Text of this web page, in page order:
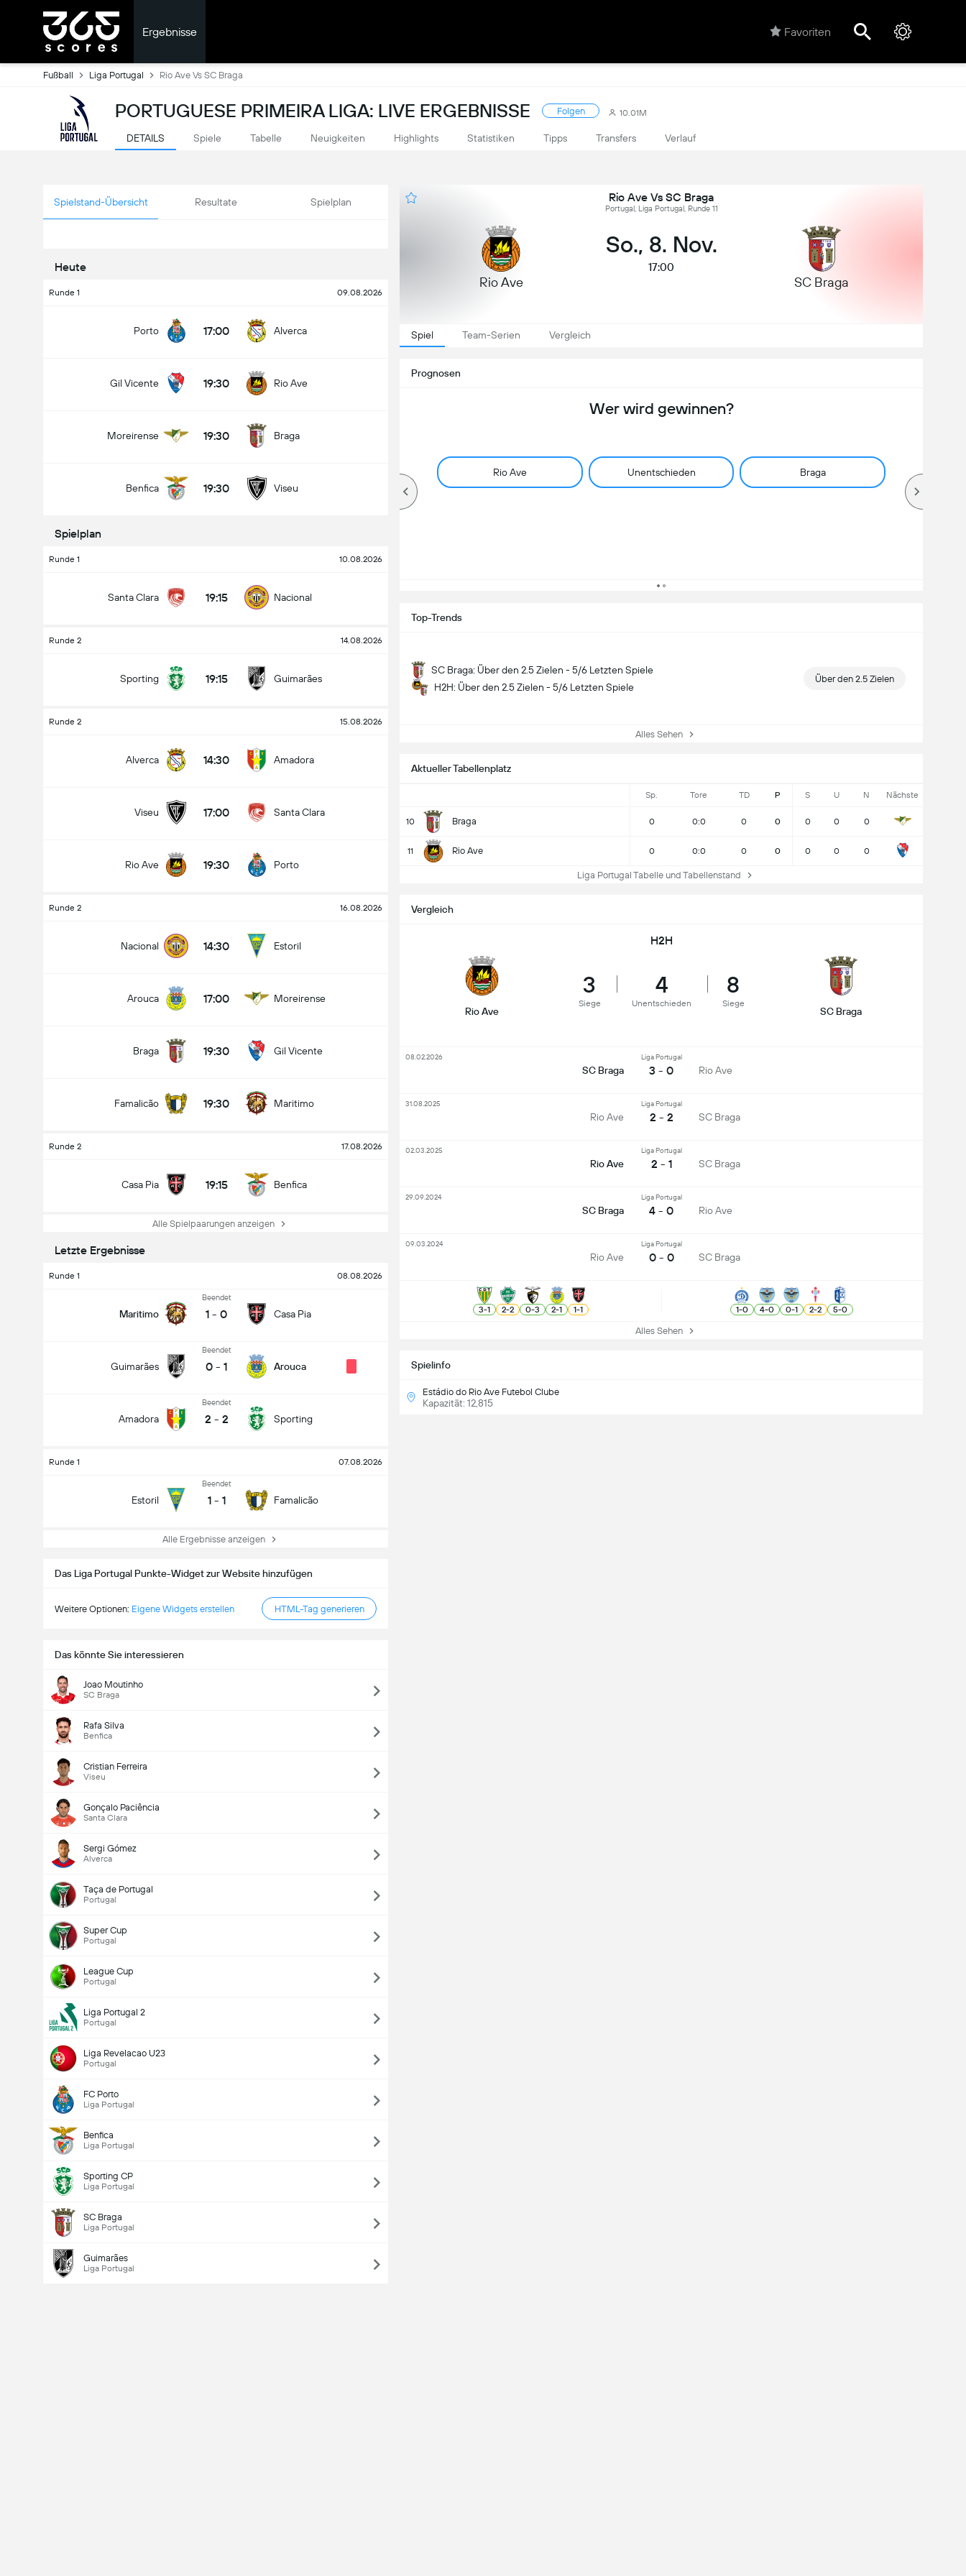
Ergebnisse Favoriten
Fußball Liga Portugal Rio Ave Vs SC Braga
PORTUGUESE PRIMEIRA LIGA: LIVE ERGEBNISSE Folgen 10.01M
DETAILS Spiele Tabelle Neuigkeiten Highlights Statistiken Tipps Transfers Verlauf
Spielstand-Übersicht Resultate Spielplan
Heute
Runde 1 09.08.2026
Porto 17:00 Alverca
Gil Vicente 19:30 Rio Ave
Moreirense 19:30 Braga
Benfica 19:30 Viseu
Spielplan
Runde 1 10.08.2026
Santa Clara 19:15 Nacional
Runde 2 14.08.2026
Sporting 19:15 Guimarães
Runde 2 15.08.2026
Alverca 14:30 Amadora
Viseu 17:00 Santa Clara
Rio Ave 19:30 Porto
Runde 2 16.08.2026
Nacional 14:30 Estoril
Arouca 17:00 Moreirense
Braga 19:30 Gil Vicente
Famalicão 19:30 Maritimo
Runde 2 17.08.2026
Casa Pia 19:15 Benfica
Alle Spielpaarungen anzeigen
Letzte Ergebnisse
Runde 1 08.08.2026
Maritimo
Beendet
1 - 0 Casa Pia
Guimarães
Beendet
0 - 1 Arouca
Amadora
Beendet
2 - 2 Sporting
Runde 1 07.08.2026
Estoril
Beendet
1 - 1 Famalicão
Alle Ergebnisse anzeigen
Das Liga Portugal Punkte-Widget zur Website hinzufügen
Weitere Optionen: Eigene Widgets erstellen HTML-Tag generieren
Das könnte Sie interessieren
Joao Moutinho
SC Braga
Rafa Silva
Benfica
Cristian Ferreira
Viseu
Gonçalo Paciência
Santa Clara
Sergi Gómez
Alverca
Taça de Portugal
Portugal
Super Cup
Portugal
League Cup
Portugal
Liga Portugal 2
Portugal
Liga Revelacao U23
Portugal
FC Porto
Liga Portugal
Benfica
Liga Portugal
Sporting CP
Liga Portugal
SC Braga
Liga Portugal
Guimarães
Liga Portugal
Rio Ave Vs SC Braga
Portugal, Liga Portugal, Runde 11
Rio Ave
So., 8. Nov.
17:00
SC Braga
Spiel Team-Serien Vergleich
Prognosen
Wer wird gewinnen?
Rio Ave Unentschieden Braga
Top-Trends
SC Braga: Über den 2.5 Zielen - 5/6 Letzten Spiele
H2H: Über den 2.5 Zielen - 5/6 Letzten Spiele
Über den 2.5 Zielen
Alles Sehen
Aktueller Tabellenplatz
Sp. Tore TD P S U N Nächste
10 Braga 0 0:0 0 0 0 0 0
11 Rio Ave 0 0:0 0 0 0 0 0
Liga Portugal Tabelle und Tabellenstand
Spielinfo
Estádio do Rio Ave Futebol Clube
Kapazität: 12,815
Vergleich
H2H
Rio Ave
3
Siege
4
Unentschieden
8
Siege
SC Braga
SC Braga
Liga Portugal
3 - 0 Rio Ave
08.02.2026
Rio Ave
Liga Portugal
2 - 2 SC Braga
31.08.2025
Rio Ave
Liga Portugal
2 - 1 SC Braga
02.03.2025
SC Braga
Liga Portugal
4 - 0 Rio Ave
29.09.2024
Rio Ave
Liga Portugal
0 - 0 SC Braga
09.03.2024
3-1 2-2 0-3 2-1 1-1 1-0 4-0 0-1 2-2 5-0
Alles Sehen